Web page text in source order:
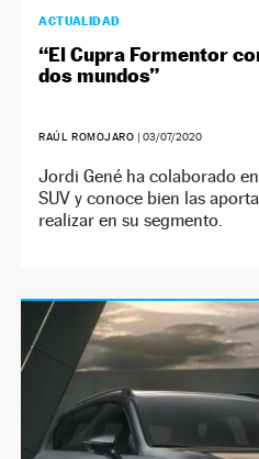
ACTUALIDAD
“El Cupra Formentor
dos mundos”
RAÚL ROMOJARO |03/07/2020
Jordi Gené ha colaborado
SUV y conoce bien las
realizar en su segmento.